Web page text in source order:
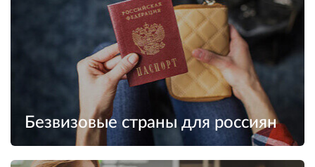
Безвизовые страны для россиян